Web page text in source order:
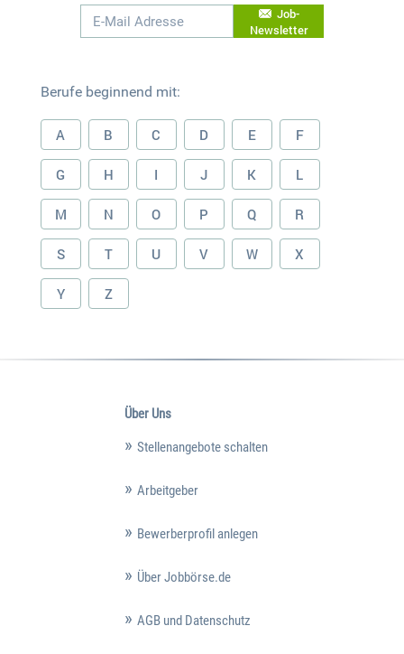
Job-
Newsletter
Berufe beginnend mit:
A B C D E F
G H I J K L
M N O P Q R
S T U V W X
Y Z
Über Uns
Stellenangebote schalten
Arbeitgeber
Bewerberprofil anlegen
Über Jobbörse.de
AGB und Datenschutz